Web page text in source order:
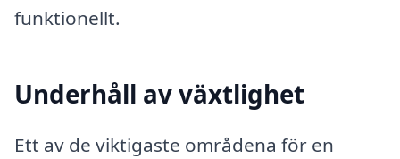
funktionellt.
Underhåll av växtlighet
Ett av de viktigaste områdena för en